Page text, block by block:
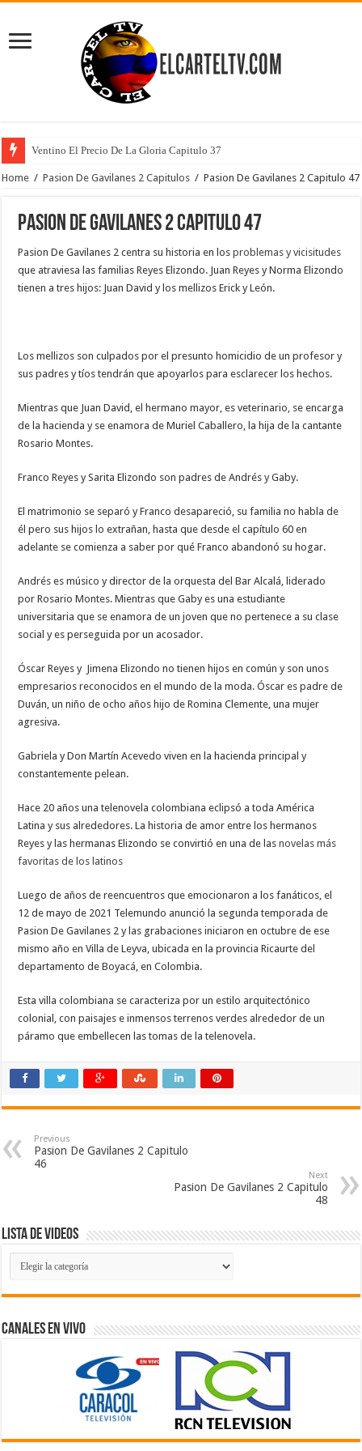
Ventino El Precio De La Gloria Capitulo 37
Home / Pasion De Gavilanes 2 Capitulos / Pasion De Gavilanes 2 Capitulo 47
Pasion De Gavilanes 2 Capitulo 47
Pasion De Gavilanes 2 centra su historia en losproblemas y vicisitudes
que atraviesa las familias Reyes Elizondo. Juan Reyes y Norma Elizondo
tienen a tres hijos: Juan David y los mellizos Erick y León.
Los mellizos son culpados por el presunto homicidio de un profesor y
sus padres y tíos tendrán que apoyarlos para esclarecer los hechos.
Mientras que Juan David, el hermano mayor, es veterinario, se encarga
de la hacienda y se enamora de Muriel Caballero, la hija de la cantante
Rosario Montes.
Franco Reyes y Sarita Elizondo son padres de Andrés y Gaby.
El matrimonio se separó y Franco desapareció, su familia no habla de
él pero sus hijos lo extrañan, hasta que desde el capítulo 60 en
adelante se comienza a saber por qué Franco abandonó su hogar.
Andrés es músico y director de la orquesta del Bar Alcalá, liderado
por Rosario Montes. Mientras que Gaby es una estudiante
universitaria que se enamora de un joven que no pertenece a su clase
social y es perseguida por un acosador.
Óscar Reyes y Jimena Elizondo no tienen hijos en común y son unos
empresarios reconocidos en el mundo de la moda. Óscar es padre de
Duván, un niño de ocho años hijo de Romina Clemente, una mujer
agresiva.
Gabriela y Don Martín Acevedo viven en la hacienda principal y
constantemente pelean.
Hace 20 años una telenovela colombiana eclipsó a toda América
Latina y sus alrededores. La historia de amor entre los hermanos
Reyes y las hermanas Elizondo se convirtió en una de las novelas más
favoritas de los latinos
Luego de años de reencuentros que emocionaron a los fanáticos, el
12 de mayo de 2021 Telemundo anunció la segunda temporada de
Pasion De Gavilanes 2 y las grabaciones iniciaron en octubre de ese
mismo año en Villa de Leyva, ubicada en la provincia Ricaurte del
departamento de Boyacá, en Colombia.
Esta villa colombiana se caracteriza por un estilo arquitectónico
colonial, con paisajes e inmensos terrenos verdes alrededor de un
páramo que embellecen las tomas de la telenovela.
Previous
Pasion De Gavilanes 2 Capitulo
46
Next
Pasion De Gavilanes 2 Capitulo
48
Lista de Videos
Lista
de
Videos
Canales En Vivo